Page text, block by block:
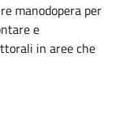
manodopera per
e
in aree che